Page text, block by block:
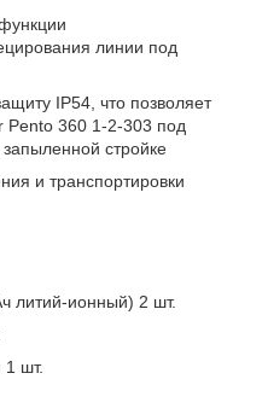
линии под
IP54, что позволяет
Pento 360 1-2-303 под
стройке
и транспортировки
литий-ионный) 2 шт.
1 шт.